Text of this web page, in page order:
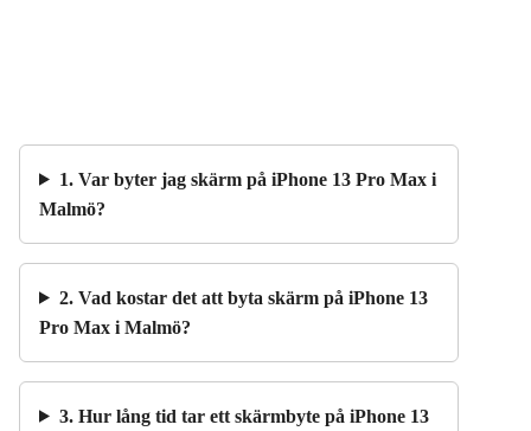
1. Var byter jag skärm på iPhone 13 Pro Max i
Malmö?
2. Vad kostar det att byta skärm på iPhone 13
Pro Max i Malmö?
3. Hur lång tid tar ett skärmbyte på iPhone 13